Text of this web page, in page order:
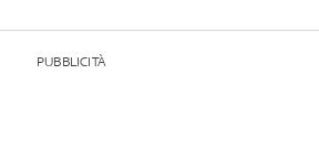
PUBBLICITÀ